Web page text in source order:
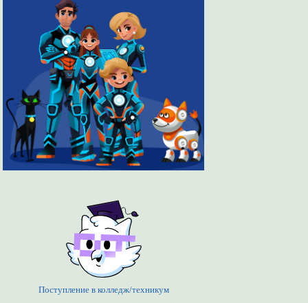
Поступление в колледж/техникум